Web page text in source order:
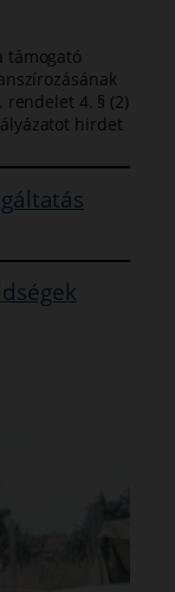
támogató
rendelet 4. § (2)
hirdet